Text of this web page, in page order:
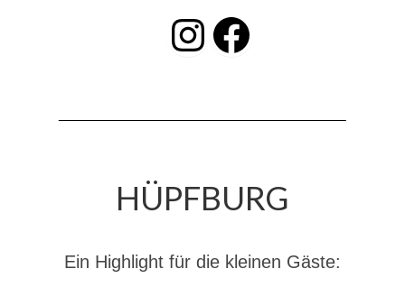
Dienstplan Dekon-Zug
INSTAGRAM Facebook
HÜPFBURG
Ein Highlight für die kleinen Gäste: